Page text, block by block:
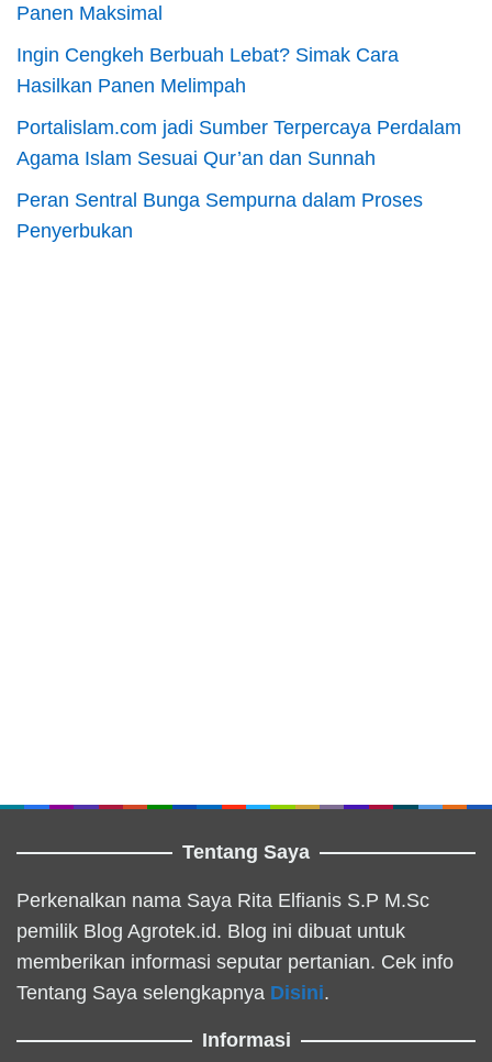
Panen Maksimal
Ingin Cengkeh Berbuah Lebat? Simak Cara
Hasilkan Panen Melimpah
Portalislam.com jadi Sumber Terpercaya Perdalam
Agama Islam Sesuai Qur’an dan Sunnah
Peran Sentral Bunga Sempurna dalam Proses
Penyerbukan
Tentang Saya
Perkenalkan nama Saya Rita Elfianis S.P M.Sc
pemilik Blog Agrotek.id. Blog ini dibuat untuk
memberikan informasi seputar pertanian. Cek info
Tentang Saya selengkapnya Disini.
Informasi